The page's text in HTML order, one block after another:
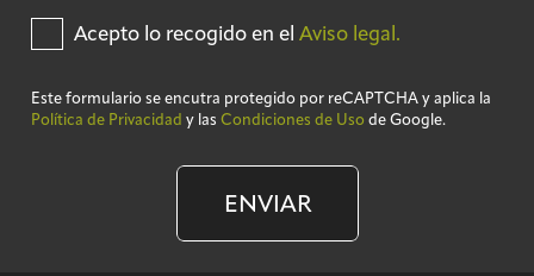
Acepto lo recogido en el Aviso legal.
Este formulario se encutra protegido por reCAPTCHA y aplica la
Política de Privacidad y las Condiciones de Uso de Google.
ENVIAR